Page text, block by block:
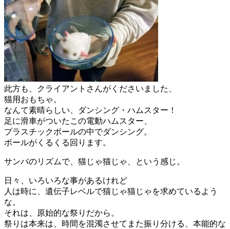
此方も、クライアントさんがくださいました、
猫用おもちゃ。
なんて素晴らしい、ダンシング・ハムスター！
足に滑車がついたこの電動ハムスター、
プラスチックボールの中でダンシング。
ボールがくるくる回ります。
サンバのリズムで、猫じゃ猫じゃ、という感じ。
日々、いろいろな事があるけれど
人は時に、遺伝子レベルで猫じゃ猫じゃを求めているよう
な。
それは、原始的な祭りだから。
祭りは本来は、時間を混濁させてまた振り分ける、本能的な